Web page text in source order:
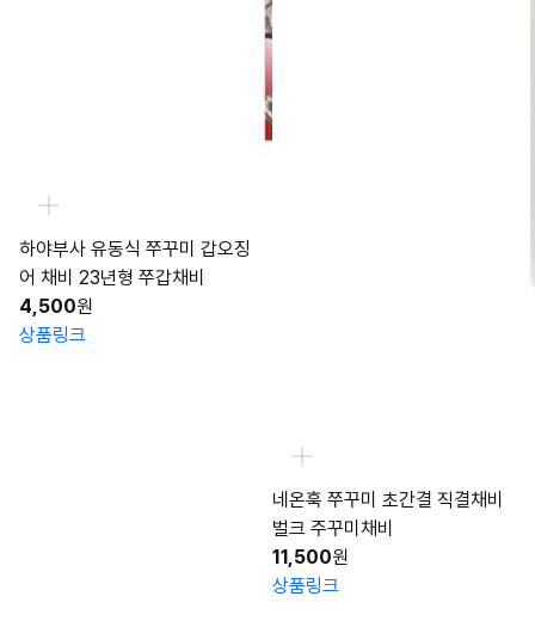
하야부사 유동식 쭈꾸미 갑오징
어 채비 23년형 쭈갑채비
4,500원
상품링크
네온훅 쭈꾸미 초간결 직결채비
벌크 주꾸미채비
11,500원
상품링크